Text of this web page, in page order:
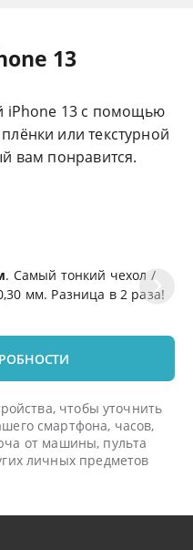
13
iPhone 13 с помощью
или текстурной
вам понравится.
. Самый тонкий чехол /
мм. Разница в 2 раза!
чтобы уточнить
смартфона, часов,
от машины, пульта
личных предметов